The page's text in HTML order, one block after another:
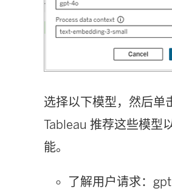
选择以下模型，然后单
Tableau 推荐这些模型
能。
了解用户请求：